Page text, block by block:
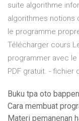
suite algorithme
algorithmes notions
le programme
Télécharger cours
programmer avec
PDF gratuit. - fichier
Buku tpa oto
Cara membuat
Materi pemanenan